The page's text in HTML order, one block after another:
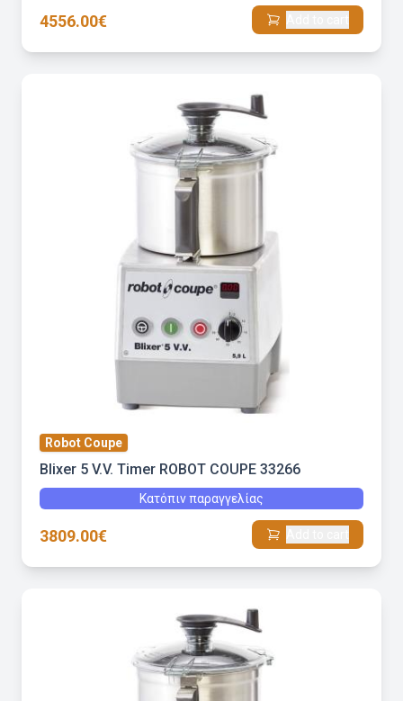
4556.00€
Robot Coupe
Blixer 5 V.V. Timer ROBOT COUPE 33266
Κατόπιν παραγγελίας
3809.00€